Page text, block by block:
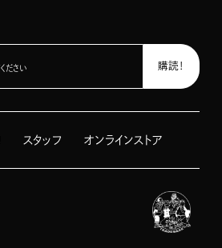
スタッフ オンラインストア